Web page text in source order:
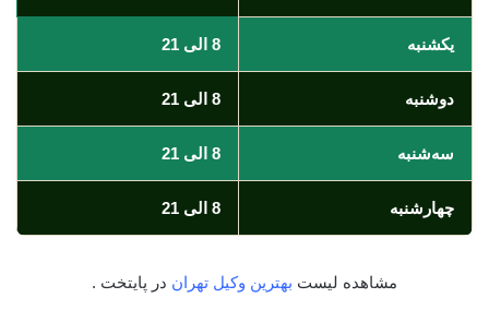
یکشنبه 8 الی 21
دوشنبه 8 الی 21
سه‌شنبه 8 الی 21
چهارشنبه 8 الی 21
مشاهده لیست بهترین وکیل تهران در پایتخت .